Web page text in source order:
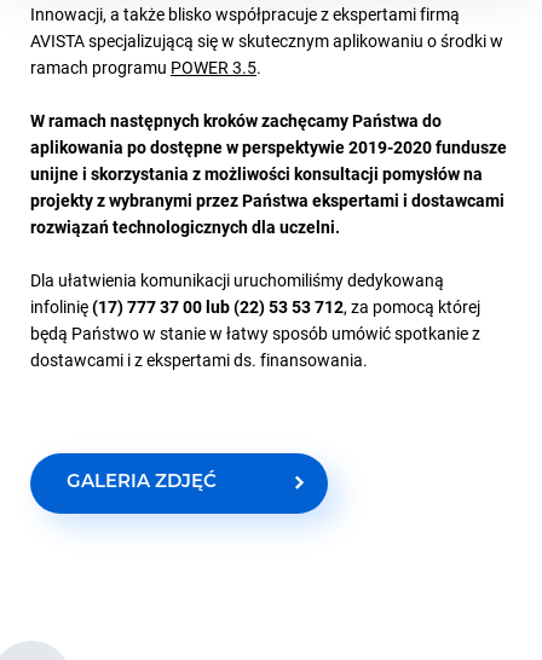
Innowacji, a także blisko współpracuje z ekspertami firmą
AVISTA specjalizującą się w skutecznym aplikowaniu o środki w
ramach programu POWER 3.5.
W ramach następnych kroków zachęcamy Państwa do
aplikowania po dostępne w perspektywie 2019-2020 fundusze
unijne i skorzystania z możliwości konsultacji pomysłów na
projekty z wybranymi przez Państwa ekspertami i dostawcami
rozwiązań technologicznych dla uczelni.
Dla ułatwienia komunikacji uruchomiliśmy dedykowaną
infolinię(17) 777 37 00 lub (22) 53 53 712, za pomocą której
będą Państwo w stanie w łatwy sposób umówić spotkanie z
dostawcami i z ekspertami ds. finansowania.
GALERIA ZDJĘĆ